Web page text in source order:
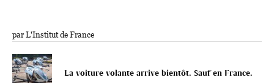
par L'Institut de France
La voiture volante arrive bientôt. Sauf en France.